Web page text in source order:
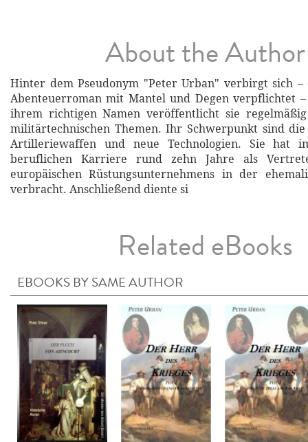
About the Author
Hinter dem Pseudonym "Peter Urban" verbirgt sich –
Abenteuerroman mit Mantel und Degen verpflichtet
ihrem richtigen Namen veröffentlicht sie
militärtechnischen Themen. Ihr Schwerpunkt sind
Artilleriewaffen und neue Technologien. Sie hat
beruflichen Karriere rund zehn Jahre als
europäischen Rüstungsunternehmens in der
verbracht. Anschließend diente si
Related eBooks
EBOOKS BY SAME AUTHOR